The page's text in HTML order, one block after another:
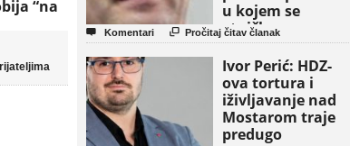
“na
u kojem se
etničke grupe
pojavljuju kao
osnovne političke
jedinice
 Komentari  Pročitaj čitav članak
Ivor Perić: HDZ-
ova tortura i
iživljavanje nad
Mostarom traje
predugo